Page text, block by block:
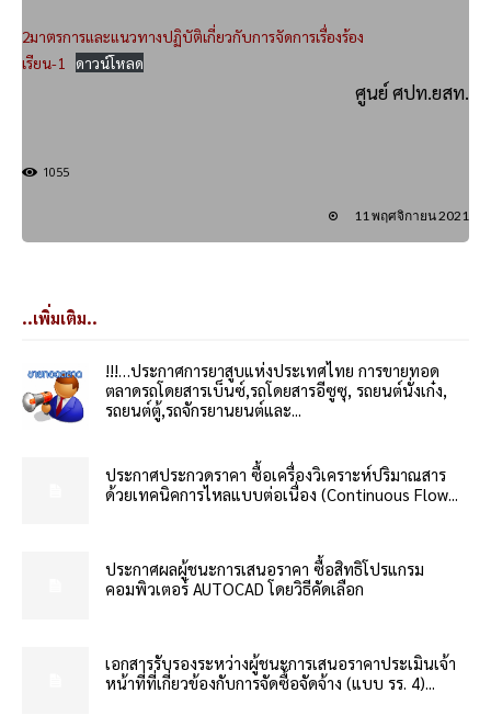
2มาตรการและแนวทางปฏิบัติเกี่ยวกับการจัดการเรื่องร้อง
เรียน-1
ดาวน์โหลด
ศูนย์ ศปท.ยสท.
1055
11 พฤศจิกายน 2021
..เพิ่มเติม..
!!!…ประกาศการยาสูบแห่งประเทศไทย การขายทอด
ตลาดรถโดยสารเบ็นซ์,รถโดยสารอีซูซุ, รถยนต์นั่งเก๋ง,
รถยนต์ตู้,รถจักรยานยนต์และ...
ประกาศประกวดราคา ซื้อเครื่องวิเคราะห์ปริมาณสาร
ด้วยเทคนิคการไหลแบบต่อเนื่อง (Continuous Flow...
ประกาศผลผู้ชนะการเสนอราคา ซื้อสิทธิโปรแกรม
คอมพิวเตอร์ AUTOCAD โดยวิธีคัดเลือก
เอกสารรับรองระหว่างผู้ชนะการเสนอราคาประเมินเจ้า
หน้าที่ที่เกี่ยวข้องกับการจัดซื้อจัดจ้าง (แบบ รร. 4)...